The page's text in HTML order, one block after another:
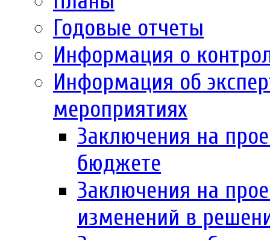
Годовые отчеты
Информация о
Информация об
мероприятиях
Заключения на
бюджете
Заключения на
изменений в